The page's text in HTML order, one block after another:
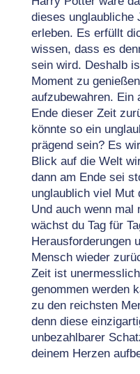
dieses unglaubliche
erleben. Es erfüllt
wissen, dass es
sein wird. Deshalb
Moment zu
aufzubewahren. Ein
Ende dieser Zeit
könnte so ein
prägend sein? Es
Blick auf die Welt
dann am Ende sei
unglaublich viel Mut
Und auch wenn mal
wächst du Tag für
Herausforderungen
Mensch wieder
Zeit ist
genommen werden
zu den reichsten
denn diese
unbezahlbarer
deinem Herzen